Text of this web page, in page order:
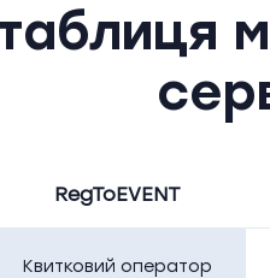
RegToEVENT
Квитковий оператор